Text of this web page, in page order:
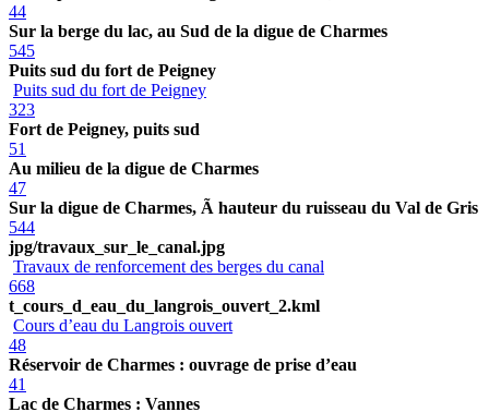
44
Sur la berge du lac, au Sud de la digue de Charmes
545
Puits sud du fort de Peigney
Puits sud du fort de Peigney
323
Fort de Peigney, puits sud
51
Au milieu de la digue de Charmes
47
Sur la digue de Charmes, Ã hauteur du ruisseau du Val de Gris
544
jpg/travaux_sur_le_canal.jpg
Travaux de renforcement des berges du canal
668
t_cours_d_eau_du_langrois_ouvert_2.kml
Cours d’eau du Langrois ouvert
48
Réservoir de Charmes : ouvrage de prise d’eau
41
Lac de Charmes : Vannes